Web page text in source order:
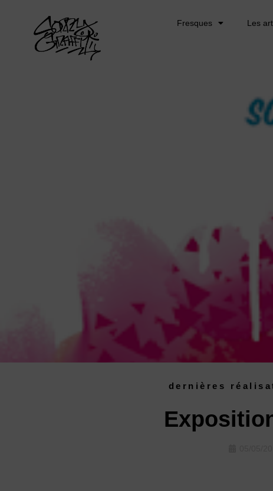
Fresques Les
dernières